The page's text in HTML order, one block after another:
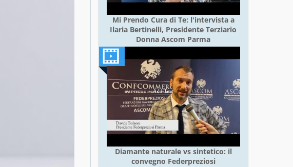
Mi Prendo Cura di Te: l'intervista a
Ilaria Bertinelli, Presidente Terziario
Donna Ascom Parma
Diamante naturale vs sintetico: il
convegno Federpreziosi